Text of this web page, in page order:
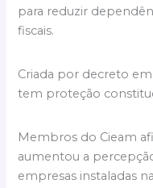
para reduzir
fiscais.
Criada por decreto em
tem proteção
Membros do Cieam
aumentou a
empresas instaladas